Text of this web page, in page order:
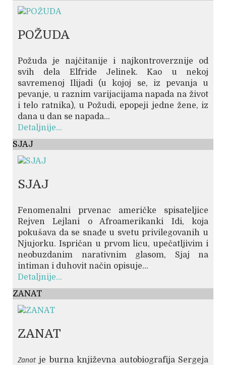
POŽUDA
Požuda je najčitanije i najkontroverznije od
svih dela Elfride Jelinek. Kao u nekoj
savremenoj Ilijadi (u kojoj se, iz pevanja u
pevanje, u raznim varijacijama napada na život
i telo ratnika), u Požudi, epopeji jedne žene, iz
dana u dan se napada...
Detaljnije...
SJAJ
SJAJ
Fenomenalni prvenac američke spisateljice
Rejven Lejlani o Afroamerikanki Idi, koja
pokušava da se snađe u svetu privilegovanih u
Njujorku. Ispričan u prvom licu, upečatljivim i
neobuzdanim narativnim glasom, Sjaj na
intiman i duhovit način opisuje...
Detaljnije...
ZANAT
ZANAT
Zanat je burna književna autobiografija Sergeja